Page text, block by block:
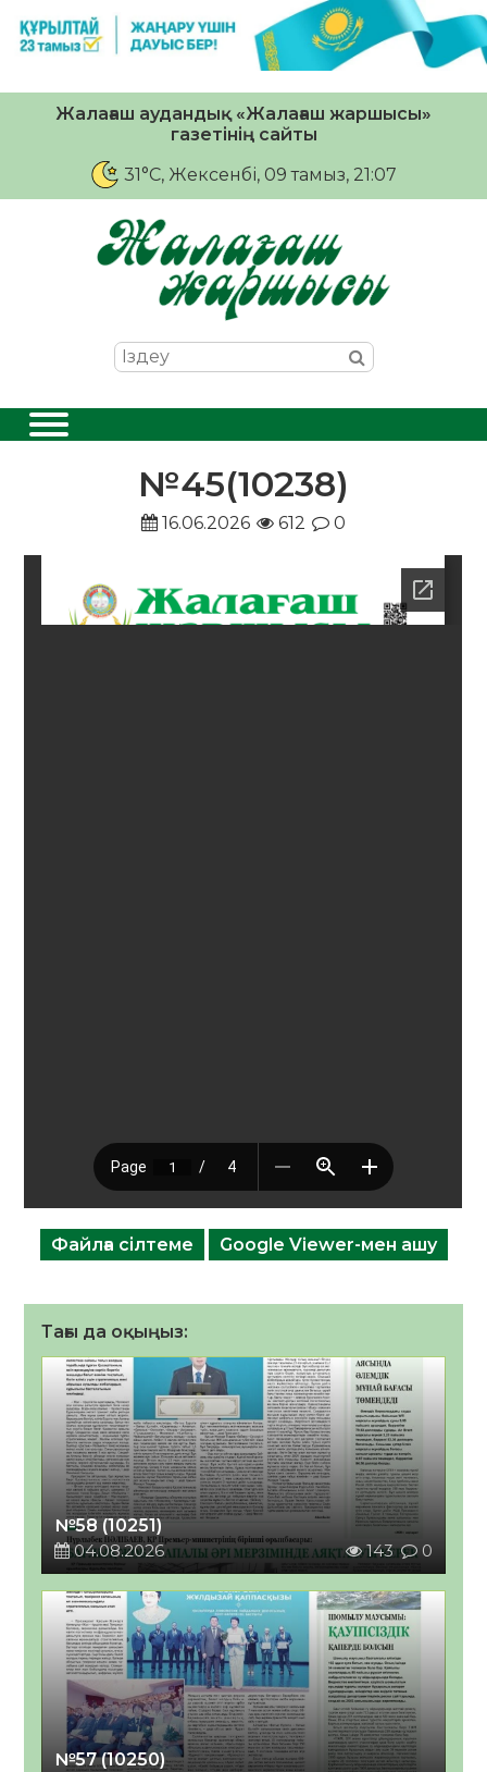
Жалағаш аудандық «Жалағаш жаршысы»
газетінің сайты
31°C, Жексенбі, 09 тамыз, 21:07
№45(10238)
16.06.2026 612 0
Файлға сілтеме Google Viewer-мен ашу
Тағы да оқыңыз:
№58 (10251)
04.08.2026
143 0
№57 (10250)